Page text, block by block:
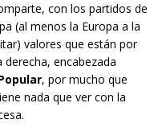
con los partidos de
(al menos la Europa a la
valores que están por
encabezada
, por mucho que
nada que ver con la